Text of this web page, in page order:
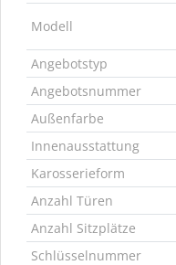
Modell
Angebotstyp
Angebotsnummer
Außenfarbe
Innenausstattung
Karosserieform
Anzahl Türen
Anzahl Sitzplätze
Schlüsselnummer